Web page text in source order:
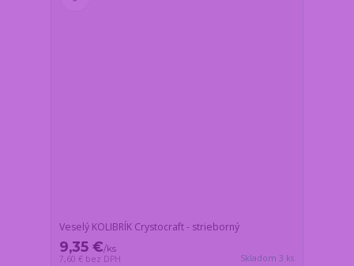
Veselý KOLIBRÍK Crystocraft - strieborný
9,35 €/ks
7,60 € bez DPH Skladom 3 ks